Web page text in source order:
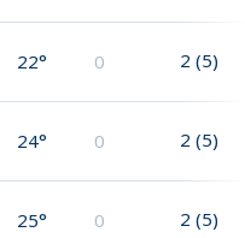
22° 0 2 (5)
24° 0 2 (5)
25° 0 2 (5)